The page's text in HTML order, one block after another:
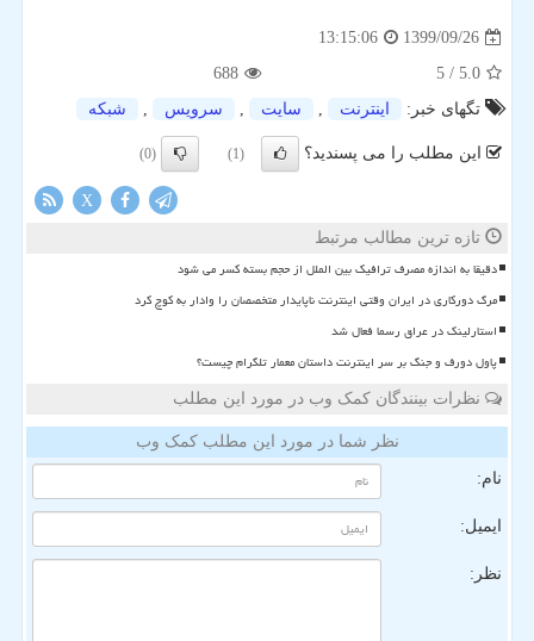
1399/09/26
13:15:06
5.0
/ 5
688
تگهای خبر:
اینترنت , سایت , سرویس , شبكه
این مطلب را می پسندید؟ (1)
(0)
X
تازه ترین مطالب مرتبط
دقیقا به اندازه مصرف ترافیک بین الملل از حجم بسته کسر می شود
مرگ دورکاری در ایران وقتی اینترنت ناپایدار متخصصان را وادار به کوچ کرد
استارلینک در عراق رسما فعال شد
پاول دورف و جنگ بر سر اینترنت داستان معمار تلگرام چیست؟
نظرات بینندگان کمک وب در مورد این مطلب
نظر شما در مورد این مطلب کمک وب
نام:
ایمیل:
نظر: